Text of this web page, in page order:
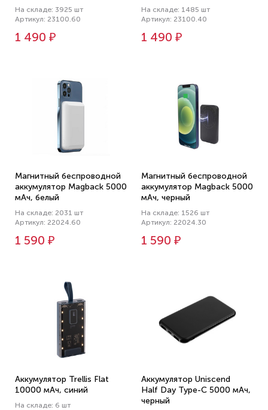
На складе: 3925 шт
Артикул: 23100.60
1 490 ₽
На складе: 1485 шт
Артикул: 23100.40
1 490 ₽
Магнитный беспроводной
аккумулятор Magback 5000
мАч, белый
На складе: 2031 шт
Артикул: 22024.60
1 590 ₽
Магнитный беспроводной
аккумулятор Magback 5000
мАч, черный
На складе: 1526 шт
Артикул: 22024.30
1 590 ₽
Аккумулятор Trellis Flat
10000 мАч, синий
На складе: 6 шт
Аккумулятор Uniscend
Half Day Type-C 5000 мАч,
черный